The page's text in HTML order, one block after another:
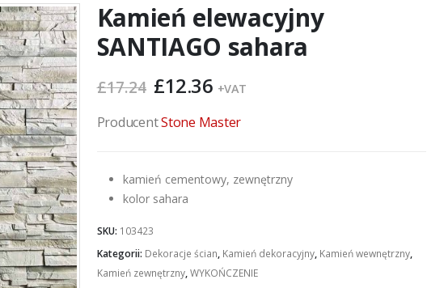
Kamień elewacyjny
SANTIAGO sahara
£17.24 Pierwotna
wynosiła:
£12.36Aktualna
wynosi:
+VAT
ProducentStone Master
kamień cementowy, zewnętrzny
kolor sahara
SKU: 103423
Kategorii: Dekoracje ścian, Kamień dekoracyjny, Kamień wewnętrzny,
Kamień zewnętrzny,WYKOŃCZENIE